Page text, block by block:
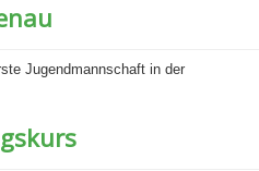
Jugendmannschaft in der